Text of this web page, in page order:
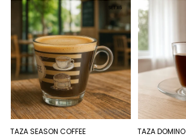
TAZA SEASON COFFEE TAZA DOMINO